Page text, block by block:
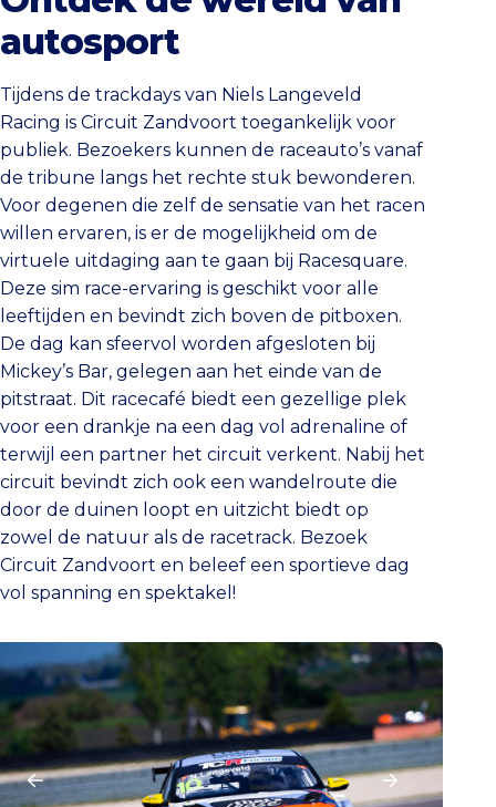
autosport
Tijdens de trackdays van Niels Langeveld
Racing is Circuit Zandvoort toegankelijk voor
publiek. Bezoekers kunnen de raceauto’s vanaf
de tribune langs het rechte stuk bewonderen.
Voor degenen die zelf de sensatie van het racen
willen ervaren, is er de mogelijkheid om de
virtuele uitdaging aan te gaan bij Racesquare.
Deze sim race-ervaring is geschikt voor alle
leeftijden en bevindt zich boven de pitboxen.
De dag kan sfeervol worden afgesloten bij
Mickey’s Bar, gelegen aan het einde van de
pitstraat. Dit racecafé biedt een gezellige plek
voor een drankje na een dag vol adrenaline of
terwijl een partner het circuit verkent. Nabij het
circuit bevindt zich ook een wandelroute die
door de duinen loopt en uitzicht biedt op
zowel de natuur als de racetrack. Bezoek
Circuit Zandvoort en beleef een sportieve dag
vol spanning en spektakel!